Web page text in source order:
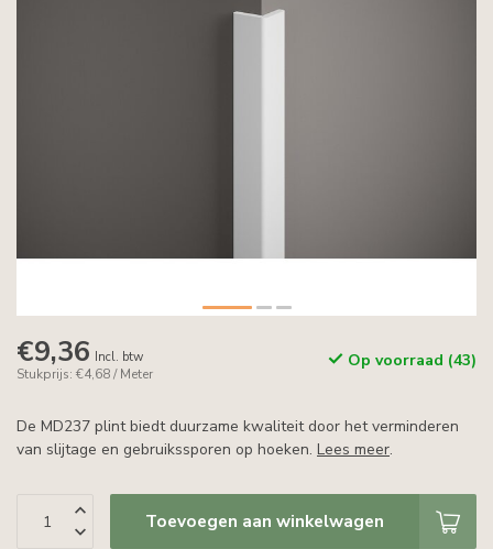
€9,36 Incl. btw
Stukprijs: €4,68 / Meter
Op voorraad (43)
De MD237 plint biedt duurzame kwaliteit door het verminderen
van slijtage en gebruikssporen op hoeken. Lees meer.
Toevoegen aan winkelwagen